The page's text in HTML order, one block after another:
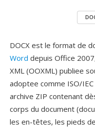
DOCX est le format de
Word depuis Office
XML (OOXML) publiee
adoptee comme ISO/
archive ZIP contenant
corps du document
les en-têtes, les pieds